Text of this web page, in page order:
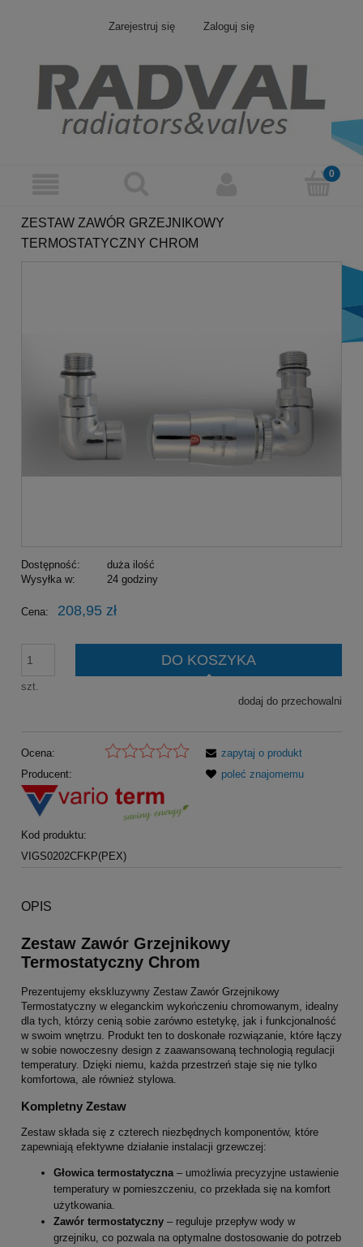
Zarejestruj się Zaloguj się
ZESTAW ZAWÓR GRZEJNIKOWY
TERMOSTATYCZNY CHROM
Dostępność:
duża ilość
Wysyłka w:
24 godziny
Cena: 208,95 zł
szt.
DO KOSZYKA
dodaj do przechowalni
Ocena:
Producent:
Kod produktu:
VIGS0202CFKP(PEX)
zapytaj o produkt
poleć znajomemu
OPIS
Zestaw Zawór Grzejnikowy
Termostatyczny Chrom
Prezentujemy ekskluzywny Zestaw Zawór Grzejnikowy
Termostatyczny w eleganckim wykończeniu chromowanym, idealny
dla tych, którzy cenią sobie zarówno estetykę, jak i funkcjonalność
w swoim wnętrzu. Produkt ten to doskonałe rozwiązanie, które łączy
w sobie nowoczesny design z zaawansowaną technologią regulacji
temperatury. Dzięki niemu, każda przestrzeń staje się nie tylko
komfortowa, ale również stylowa.
Kompletny Zestaw
Zestaw składa się z czterech niezbędnych komponentów, które
zapewniają efektywne działanie instalacji grzewczej:
Głowica termostatyczna– umożliwia precyzyjne ustawienie
temperatury w pomieszczeniu, co przekłada się na komfort
użytkowania.
Zawór termostatyczny – reguluje przepływ wody w
grzejniku, co pozwala na optymalne dostosowanie do potrzeb